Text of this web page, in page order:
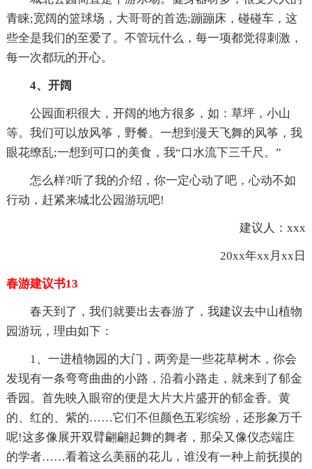
青睐;宽阔的篮球场，大哥哥的首选;蹦蹦床，碰碰车，这
些全是我们的至爱了。不管玩什么，每一项都觉得刺激，
每一次都玩的开心。
4、开阔
公园面积很大，开阔的地方很多，如：草坪，小山
等。我们可以放风筝，野餐。一想到漫天飞舞的风筝，我
眼花缭乱;一想到可口的美食，我“口水流下三千尺。”
怎么样?听了我的介绍，你一定心动了吧，心动不如
行动，赶紧来城北公园游玩吧!
建议人：xxx
20xx年xx月xx日
春游建议书13
春天到了，我们就要出去春游了，我建议去中山植物
园游玩，理由如下：
1、一进植物园的大门，两旁是一些花草树木，你会
发现有一条弯弯曲曲的小路，沿着小路走，就来到了郁金
香园。首先映入眼帘的便是大片大片盛开的郁金香。黄
的、红的、紫的……它们不但颜色五彩缤纷，还形象万千
呢!这多像展开双臂翩翩起舞的舞者，那朵又像仪态端庄
的学者……看着这么美丽的花儿，谁没有一种上前抚摸的